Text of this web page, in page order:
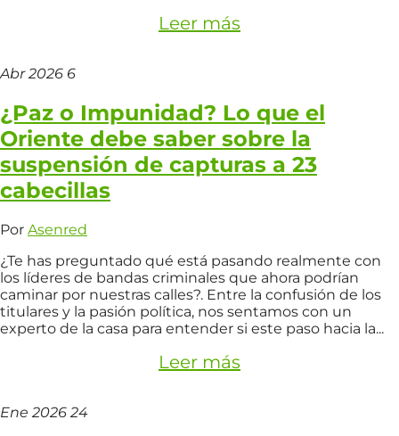
Leer más
Abr 2026 6
¿Paz o Impunidad? Lo que el
Oriente debe saber sobre la
suspensión de capturas a 23
cabecillas
Por Asenred
¿Te has preguntado qué está pasando realmente con
los líderes de bandas criminales que ahora podrían
caminar por nuestras calles?. Entre la confusión de los
titulares y la pasión política, nos sentamos con un
experto de la casa para entender si este paso hacia la...
Leer más
Ene 2026 24